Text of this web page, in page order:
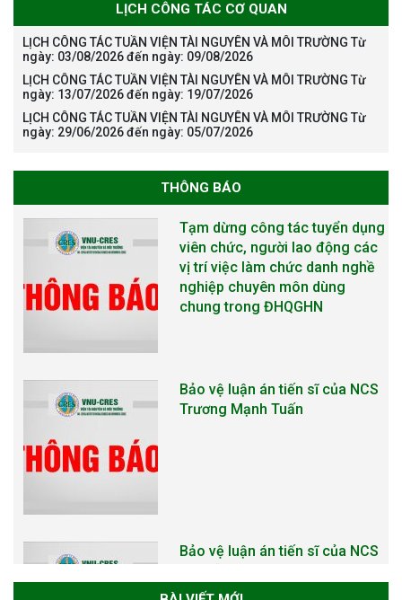
LỊCH CÔNG TÁC CƠ QUAN
LỊCH CÔNG TÁC TUẦN VIỆN TÀI NGUYÊN VÀ MÔI TRƯỜNG Từ
ngày: 03/08/2026 đến ngày: 09/08/2026
LỊCH CÔNG TÁC TUẦN VIỆN TÀI NGUYÊN VÀ MÔI TRƯỜNG Từ
ngày: 13/07/2026 đến ngày: 19/07/2026
LỊCH CÔNG TÁC TUẦN VIỆN TÀI NGUYÊN VÀ MÔI TRƯỜNG Từ
ngày: 29/06/2026 đến ngày: 05/07/2026
THÔNG BÁO
Tạm dừng công tác tuyển dụng
viên chức, người lao động các
vị trí việc làm chức danh nghề
nghiệp chuyên môn dùng
chung trong ĐHQGHN
Bảo vệ luận án tiến sĩ của NCS
Trương Mạnh Tuấn
Bảo vệ luận án tiến sĩ của NCS